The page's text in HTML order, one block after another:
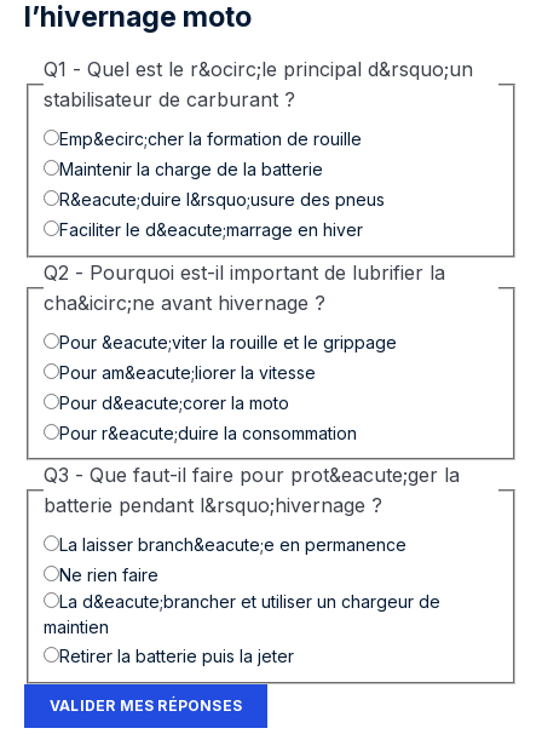
l’hivernage moto
Q1 - Quel est le r&ocirc;le principal d&rsquo;un
stabilisateur de carburant ?
Emp&ecirc;cher la formation de rouille
Maintenir la charge de la batterie
R&eacute;duire l&rsquo;usure des pneus
Faciliter le d&eacute;marrage en hiver
Q2 - Pourquoi est-il important de lubrifier la
cha&icirc;ne avant hivernage ?
Pour &eacute;viter la rouille et le grippage
Pour am&eacute;liorer la vitesse
Pour d&eacute;corer la moto
Pour r&eacute;duire la consommation
Q3 - Que faut-il faire pour prot&eacute;ger la
batterie pendant l&rsquo;hivernage ?
La laisser branch&eacute;e en permanence
Ne rien faire
La d&eacute;brancher et utiliser un chargeur de
maintien
Retirer la batterie puis la jeter
VALIDER MES RÉPONSES